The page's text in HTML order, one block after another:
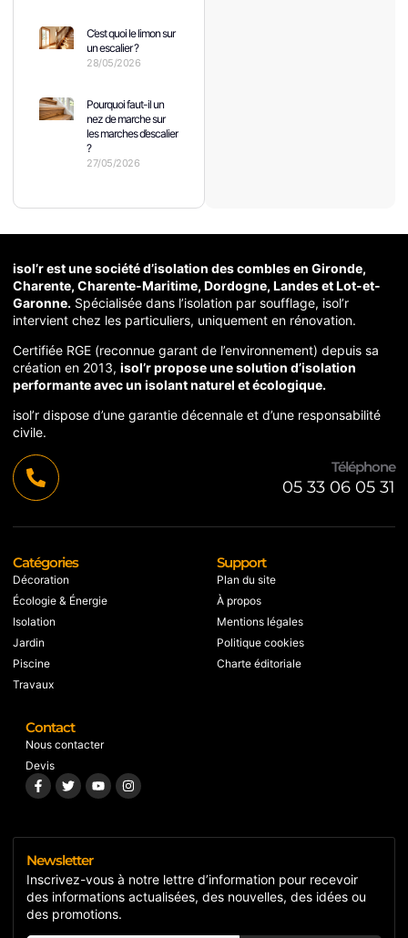
C’est quoi le limon sur
un escalier ?
28/05/2026
Pourquoi faut-il un
nez de marche sur
les marches d’escalier
?
27/05/2026
isol’r est une société d’isolation des combles en Gironde,
Charente, Charente-Maritime, Dordogne, Landes et Lot-et-
Garonne. Spécialisée dans l’isolation par soufflage, isol’r
intervient chez les particuliers, uniquement en rénovation.
Certifiée RGE (reconnue garant de l’environnement) depuis sa
création en 2013, isol’r propose une solution d’isolation
performante avec un isolant naturel et écologique.
isol’r dispose d’une garantie décennale et d’une responsabilité
civile.
Téléphone
05 33 06 05 31
Catégories
Décoration
Écologie & Énergie
Isolation
Jardin
Piscine
Travaux
Support
Plan du site
À propos
Mentions légales
Politique cookies
Charte éditoriale
Contact
Nous contacter
Devis
Newsletter
Inscrivez-vous à notre lettre d’information pour recevoir
des informations actualisées, des nouvelles, des idées ou
des promotions.